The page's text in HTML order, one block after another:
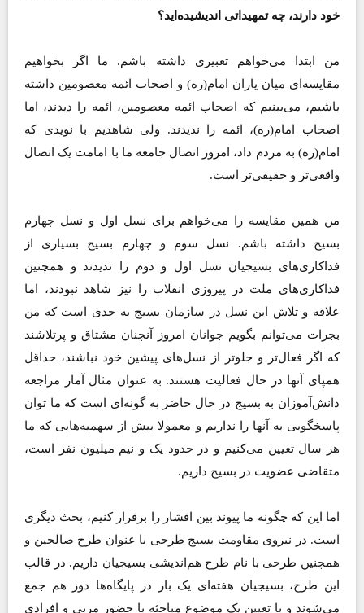
خود دارند، چه تمهیداتی اندیشیده‌اید؟
من ابتدا می‌خواهم تعبیری داشته باشم. ما اگر بخواهیم
مقایسه‌ای میان یاران امام(ره)‌ و اصحاب ائمه معصومین داشته
باشیم، می‌بینیم که اصحاب ائمه معصومین، ائمه را دیدند، اما
اصحاب امام(ره)‌، ائمه را ندیدند. ولی شاهدیم با نویدی که
امام(ره)‌ به مردم داد، امروز اتصال جامعه ما با امامت یک اتصال
واقعی‌تر و حقیقی‌تر است.
من همین مقایسه را می‌خواهم برای نسل اول و نسل چهارم
بسیج داشته باشم. نسل سوم و چهارم بسیج بسیاری از
فداکاری‌های بسیجیان نسل اول و دوم را ندیدند و همچنین
فداکاری‌های ملت در پیروزی انقلاب را نیز شاهد نبودند، اما
علاقه و تلاش این نسل در سازمان بسیج به حدی است که من
بجرات می‌توانم بگویم جوانان امروز آنچنان مشتاق و پرتلاشند
که اگر فعال‌تر و جلوتر از نسل‌های پیشین خود نباشند، حداقل
همپای آنها در حال فعالیت هستند. به عنوان مثال آمار مراجعه
دانش‌آموزان به بسیج در حال حاضر به گونه‌ای است که ما توان
پاسخگویی به آنها را نداریم و معمولا بیش از سهمیه‌هایی که ما
هر سال تعیین می‌کنیم و در حدود یک و نیم میلیون نفر است،
متقاضی عضویت در بسیج داریم.
اما این که چگونه ما پیوند بین اقشار را برقرار کنیم، بحث دیگری
است. در نیروی مقاومت بسیج طرحی با عنوان طرح صالحین و
همچنین طرحی با نام طرح هم‌اندیشی بسیجیان داریم. در قالب
این طرح، بسیجیان هفته‌ای یک بار در پایگاه‌ها دور هم جمع
می‌شوند و با تعیین یک موضوع مباحثه با حضور مربی و افرادی